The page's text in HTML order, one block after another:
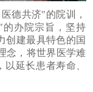
德共济"的院训，
办院宗旨，坚持
创建最具特色的国
念，将世界医学难
延长患者寿命、